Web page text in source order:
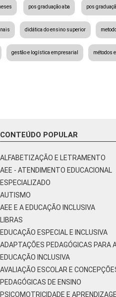
pos graduação aba pos
didática do ensino superior
gestão e logística empresarial métodos
CONTEÚDO POPULAR
ALFABETIZAÇÃO E LETRAMENTO
AEE - ATENDIMENTO EDUCACIONAL
ESPECIALIZADO
AUTISMO
AEE E A EDUCAÇÃO INCLUSIVA
LIBRAS
EDUCAÇÃO ESPECIAL E INCLUSIVA
ADAPTAÇÕES PEDAGÓGICAS PARA
EDUCAÇÃO INCLUSIVA
AVALIAÇÃO ESCOLAR E
PEDAGÓGICAS DE ENSINO
PSICOMOTRICIDADE E